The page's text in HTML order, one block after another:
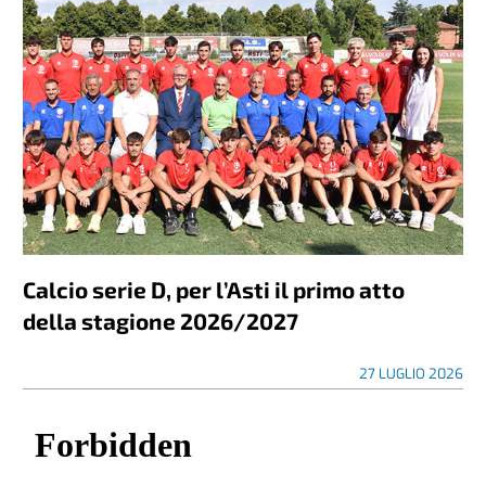
Calcio serie D, per l’Asti il primo atto
della stagione 2026/2027
27 LUGLIO 2026